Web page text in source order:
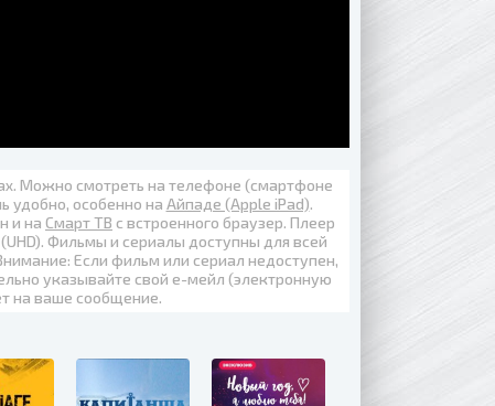
Можно смотреть на телефоне (смартфоне
удобно, особенно на Айпаде (Apple iPad).
и на Смарт ТВ с встроенного браузер. Плеер
. Фильмы и сериалы доступны для всей
Если фильм или сериал недоступен,
указывайте свой е-мейл (электронную
на ваше сообщение.